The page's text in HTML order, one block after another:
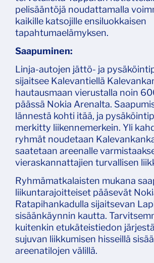
pelisääntöjä noudattamalla
kaikille katsojille ensiluokkaisen
tapahtumaelämyksen.
Saapuminen:
Linja-autojen jättö- ja
sijaitsee Kalevantiellä
hautausmaan vierustalla noin
päässä Nokia Arenalta.
lännestä kohti itää, ja
merkitty liikennemerkein. Yli
ryhmät noudetaan
saatetaan areenalle
vieraskannattajien turvallisen
Ryhmämatkalaisten mukana
liikuntarajoitteiset pääsevät
Ratapihankadulla sijaitsevan
sisäänkäynnin kautta.
kuitenkin etukäteistiedon
sujuvan liikkumisen hisseillä
areenatilojen välillä.